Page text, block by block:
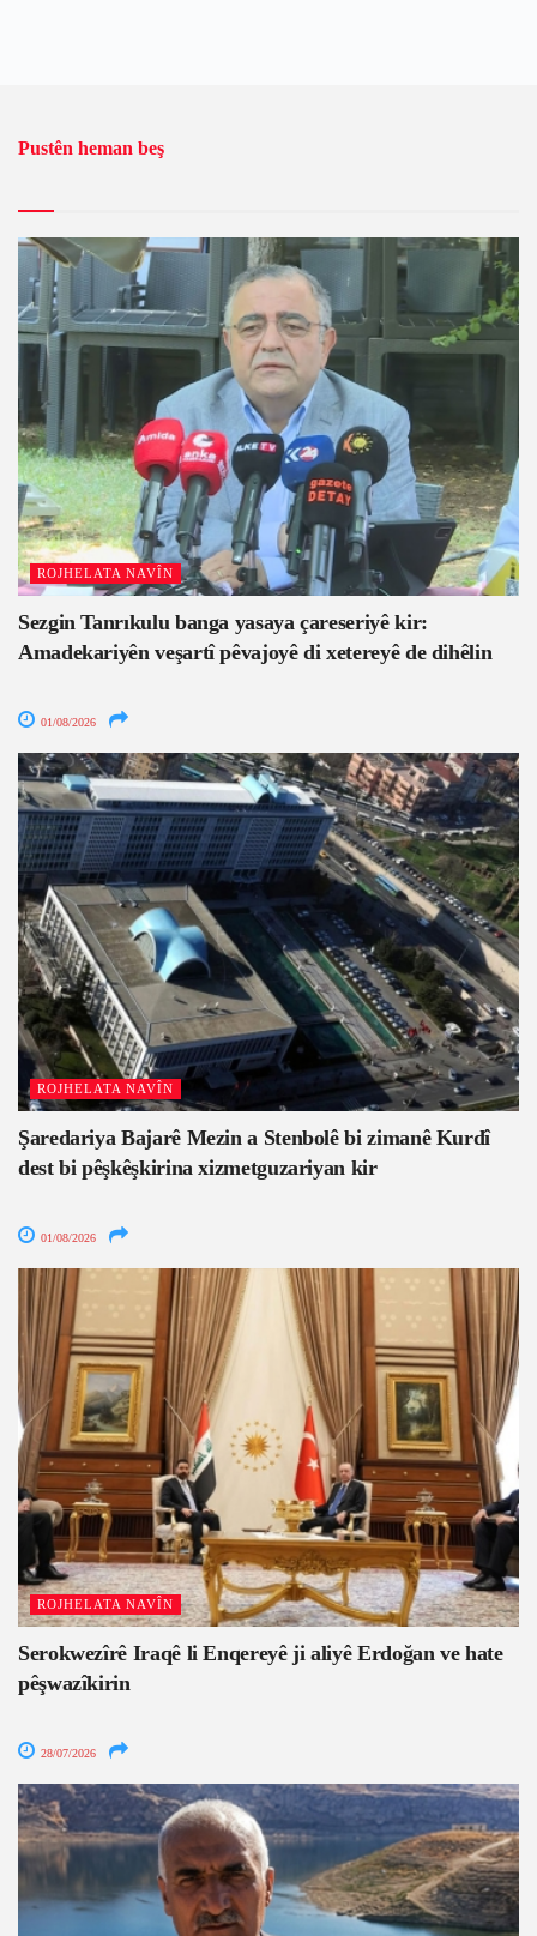
Pustên heman beş
ROJHELATA NAVÎN
Sezgin Tanrıkulu banga yasaya çareseriyê kir:
Amadekariyên veşartî pêvajoyê di xetereyê de dihêlin
01/08/2026
ROJHELATA NAVÎN
Şaredariya Bajarê Mezin a Stenbolê bi zimanê Kurdî
dest bi pêşkêşkirina xizmetguzariyan kir
01/08/2026
ROJHELATA NAVÎN
Serokwezîrê Iraqê li Enqereyê ji aliyê Erdoğan ve hate
pêşwazîkirin
28/07/2026